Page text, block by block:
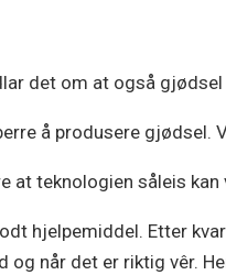
det om at også
å produsere
at teknologien såleis
hjelpemiddel. Etter
og når det er riktig vêr.